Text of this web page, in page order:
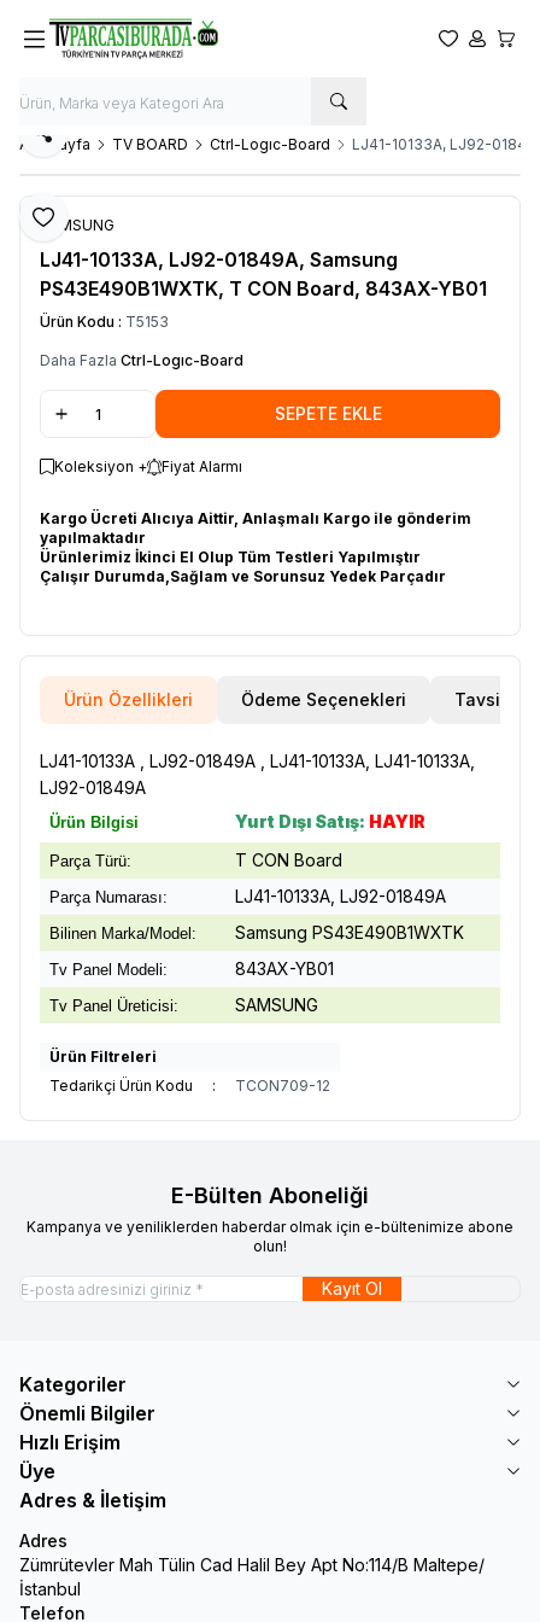
Favorilerim
Hesabım
Ana Sayfa TV BOARD Ctrl-Logıc-Board LJ41-10133A, LJ92-
Favoriye Ekle
Paylaş
SAMSUNG
LJ41-10133A, LJ92-01849A, Samsung
PS43E490B1WXTK, T CON Board, 843AX-YB01
Ürün Kodu : T5153
Daha Fazla Ctrl-Logıc-Board
SEPETE EKLE
Koleksiyon + Fiyat Alarmı
Kargo Ücreti Alıcıya Aittir, Anlaşmalı Kargo ile gönderim
yapılmaktadır
Ürünlerimiz İkinci El Olup Tüm Testleri Yapılmıştır
Çalışır Durumda,Sağlam ve Sorunsuz Yedek Parçadır
Ürün Özellikleri Ödeme Seçenekleri Tavsiye Et
LJ41-10133A , LJ92-01849A , LJ41-10133A, LJ41-10133A,
LJ92-01849A
Ürün Bilgisi Yurt Dışı Satış: HAYIR
Parça Türü: T CON Board
Parça Numarası: LJ41-10133A, LJ92-01849A
Bilinen Marka/Model: Samsung PS43E490B1WXTK
Tv Panel Modeli: 843AX-YB01
Tv Panel Üreticisi: SAMSUNG
Ürün Filtreleri
Tedarikçi Ürün Kodu
: TCON709-12
E-Bülten Aboneliği
Kampanya ve yeniliklerden haberdar olmak için e-bültenimize abone
olun!
Kayıt Ol
Kategoriler
Önemli Bilgiler
Hızlı Erişim
Üye
Adres & İletişim
Adres
Zümrütevler Mah Tülin Cad Halil Bey Apt No:114/B Maltepe/
İstanbul
Telefon